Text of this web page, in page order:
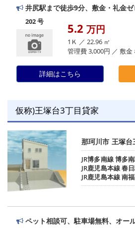
井尻駅まで徒歩9分、敷金・礼金ゼ
202 号 5.2 万円
1Ｋ ／ 22.96 ㎡
管理費 3,000円 ／ 敷金
詳細はこちら
仮称)王塚台3丁目貸家
那珂川市 王塚台
JR博多南線博多
JR鹿児島本線春
JR鹿児島本線南
ペット相談可、駐車場無料、オー